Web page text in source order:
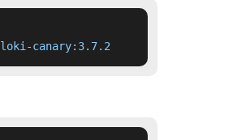
canary:3.7.2